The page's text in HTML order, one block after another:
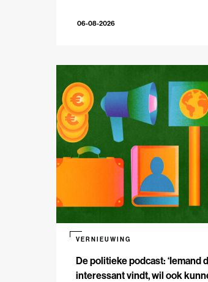
06-08-2026
De politieke podcast: ‘Iemand
interessant vindt, wil ook
VERNIEUWING